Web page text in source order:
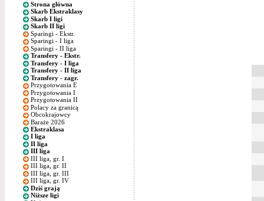
Strona główna
Skarb Ekstraklasy
Skarb I ligi
Skarb II ligi
Sparingi - Ekstr.
Sparingi - I liga
Sparingi - II liga
Transfery - Ekstr.
Transfery - I liga
Transfery - II liga
Transfery - zagr.
Przygotowania E
Przygotowania I
Przygotowania II
Polacy za granicą
Obcokrajowcy
Baraże 2026
Ekstraklasa
I liga
II liga
III liga
III liga, gr. I
III liga, gr. II
III liga, gr. III
III liga, gr. IV
Dziś grają
Niższe ligi